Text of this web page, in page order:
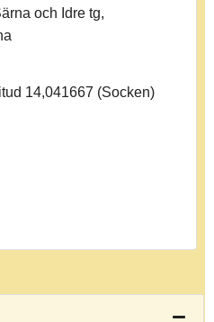
och Idre tg,
14,041667 (Socken)